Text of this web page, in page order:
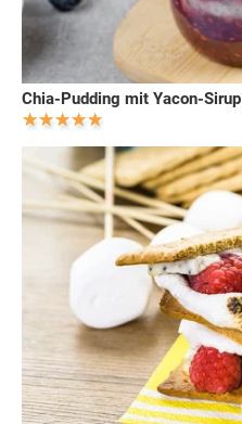
Chia-Pudding mit Yacon-Sirup